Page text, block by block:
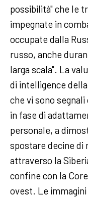
possibilità" che le
impegnate in
occupate dalla
russo, anche
larga scala". La
di intelligence
che vi sono
in fase di
personale, a
spostare decine di
attraverso la
confine con la
ovest. Le